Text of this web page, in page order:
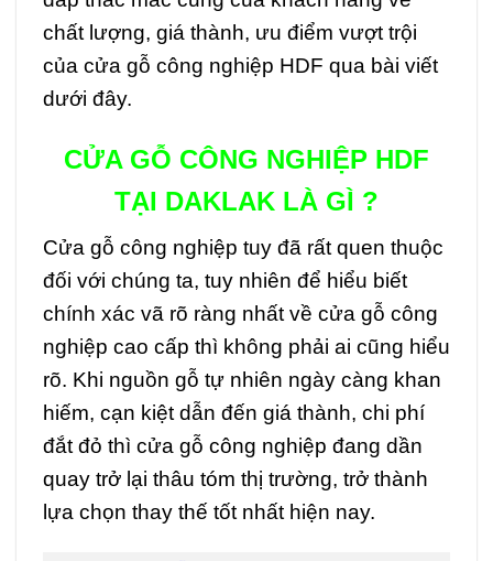
chất lượng, giá thành, ưu điểm vượt trội
của cửa gỗ công nghiệp HDF qua bài viết
dưới đây.
CỬA GỖ CÔNG NGHIỆP HDF
TẠI DAKLAK LÀ GÌ ?
Cửa gỗ công nghiệp tuy đã rất quen thuộc
đối với chúng ta, tuy nhiên để hiểu biết
chính xác vã rõ ràng nhất về cửa gỗ công
nghiệp cao cấp thì không phải ai cũng hiểu
rõ. Khi nguồn gỗ tự nhiên ngày càng khan
hiếm, cạn kiệt dẫn đến giá thành, chi phí
đắt đỏ thì cửa gỗ công nghiệp đang dần
quay trở lại thâu tóm thị trường, trở thành
lựa chọn thay thế tốt nhất hiện nay.